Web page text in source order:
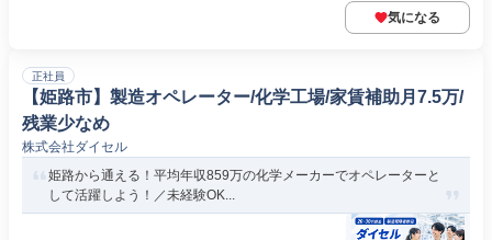
気になる
正社員
【姫路市】製造オペレーター/化学工場/家賃補助月7.5万/
残業少なめ
株式会社ダイセル
姫路から通える！平均年収859万の化学メーカーでオペレーターと
して活躍しよう！／未経験OK...